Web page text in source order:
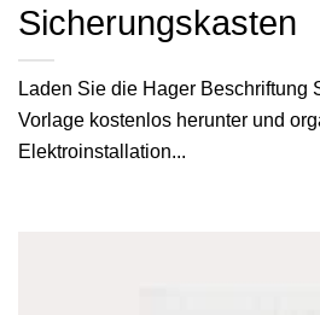
Sicherungskasten
Laden Sie die Hager Beschriftung
Vorlage kostenlos herunter und
Elektroinstallation...